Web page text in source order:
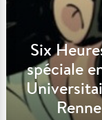
Six
spéciale